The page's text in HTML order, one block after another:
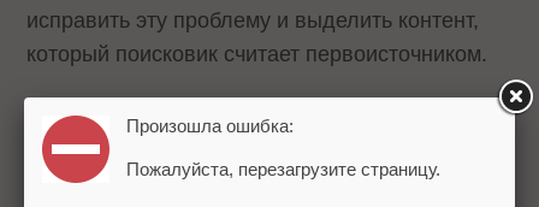
исправить эту проблему и выделить контент,
который поисковик считает первоисточником.
Google сообщает, что так как абсолютного
стандарта для определения первоисточников и
оригинального контента не существует, работа
Произошла ошибка:
Пожалуйста, перезагрузите страницу.